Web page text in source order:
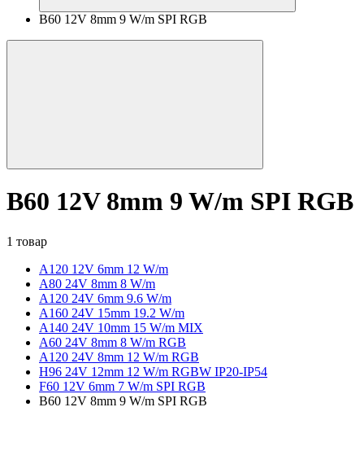
B60 12V 8mm 9 W/m SPI RGB
B60 12V 8mm 9 W/m SPI RGB
1 товар
A120 12V 6mm 12 W/m
А80 24V 8mm 8 W/m
A120 24V 6mm 9.6 W/m
A160 24V 15mm 19.2 W/m
A140 24V 10mm 15 W/m MIX
A60 24V 8mm 8 W/m RGB
A120 24V 8mm 12 W/m RGB
H96 24V 12mm 12 W/m RGBW IP20-IP54
F60 12V 6mm 7 W/m SPI RGB
B60 12V 8mm 9 W/m SPI RGB